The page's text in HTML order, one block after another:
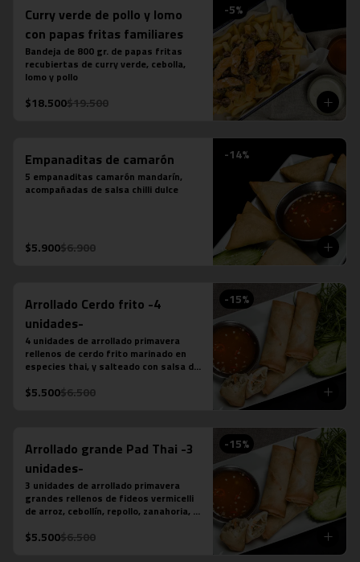
-5%
Curry verde de pollo y lomo
con papas fritas familiares
Bandeja de 800 gr. de papas fritas
recubiertas de curry verde, cebolla,
lomo y pollo
$18.500$19.500
-14%
Empanaditas de camarón
5 empanaditas camarón mandarín,
acompañadas de salsa chilli dulce
$5.900$6.900
-15%
Arrollado Cerdo frito -4
unidades-
4 unidades de arrollado primavera
rellenos de cerdo frito marinado en
especies thai, y salteado con salsa de
acompañado de salsa chilli dulce.
$5.500$6.500
-15%
Arrollado grande Pad Thai -3
unidades-
3 unidades de arrollado primavera
grandes rellenos de fideos vermicelli
de arroz, cebollín, repollo, zanahoria,
salsa chilli dulce
$5.500$6.500